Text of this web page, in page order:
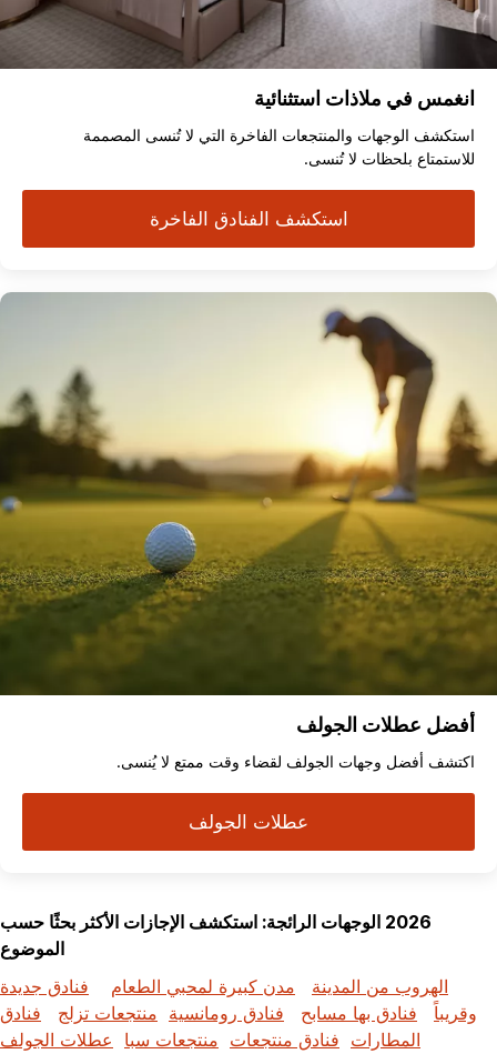
انغمس في ملاذات استثنائية
استكشف الوجهات والمنتجعات الفاخرة التي لا تُنسى المصممة
للاستمتاع بلحظات لا تُنسى.
استكشف الفنادق الفاخرة
أفضل عطلات الجولف
اكتشف أفضل وجهات الجولف لقضاء وقت ممتع لا يُنسى.
عطلات الجولف
2026 الوجهات الرائجة: استكشف الإجازات الأكثر بحثًا حسب
الموضوع
الهروب من المدينة
مدن كبيرة لمحبي الطعام
فنادق جديدة
وقريباً
فنادق بها مسابح فنادق رومانسية منتجعات تزلج
فنادق
المطارات فنادق منتجعات منتجعات سبا
عطلات الجولف